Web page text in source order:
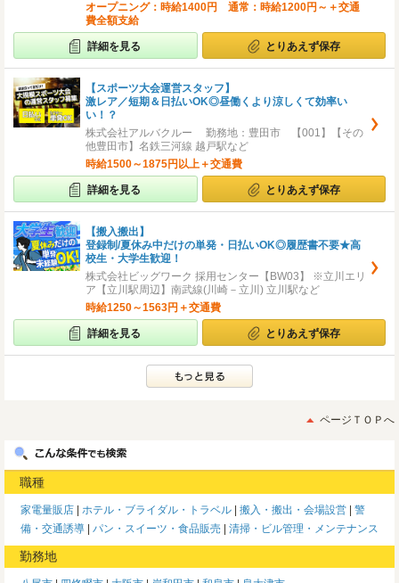
オープニング：時給1400円 通常：時給1200円～＋交通
費全額支給
詳細を見る とりあえず保存
【スポーツ大会運営スタッフ】
激レア／短期＆日払いOK◎昼働くより涼しくて効率い
い！？
株式会社アルバクルー 勤務地：豊田市 【001】【その
他豊田市】名鉄三河線 越戸駅など
時給1500～1875円以上＋交通費
詳細を見る とりあえず保存
【搬入搬出】
登録制/夏休み中だけの単発・日払いOK◎履歴書不要★高
校生・大学生歓迎！
株式会社ビッグワーク 採用センター【BW03】 ※立川エリ
ア【立川駅周辺】南武線(川崎－立川) 立川駅など
時給1250～1563円＋交通費
詳細を見る とりあえず保存
ページＴＯＰへ
職種
家電量販店 ホテル・ブライダル・トラベル 搬入・搬出・会場設営
警
備・交通誘導
パン・スイーツ・食品販売 清掃・ビル管理・メンテナンス
勤務地